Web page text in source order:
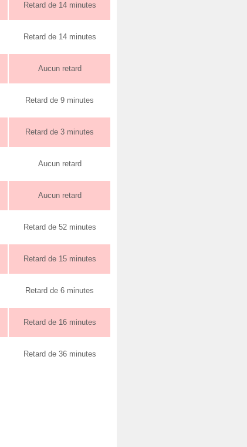
Retard de 14 minutes
Retard de 14 minutes
Aucun retard
Retard de 9 minutes
Retard de 3 minutes
Aucun retard
Aucun retard
Retard de 52 minutes
Retard de 15 minutes
Retard de 6 minutes
Retard de 16 minutes
Retard de 36 minutes